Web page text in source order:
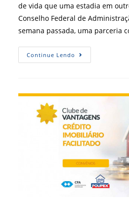
de vida que uma estadia em
Conselho Federal de
semana passada, uma parceria
Continue Lendo O
Seu
Barato
Que
Você
Imaginou